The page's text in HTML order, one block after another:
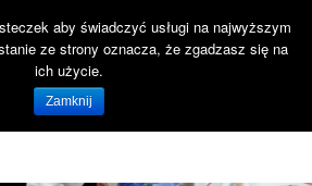
SP47 Gdańsk!
aby świadczyć usługi na najwyższym
ze strony oznacza, że zgadzasz się na
ich użycie.
Zamknij